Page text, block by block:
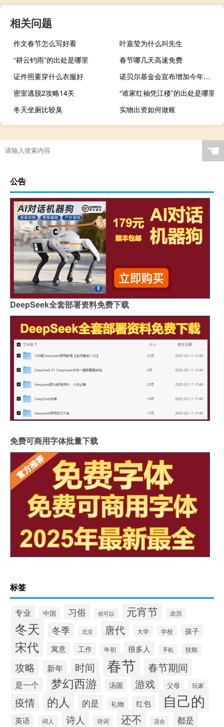
相关问题
作文春节怎么写好看
叶嘉莹为什么叫先生
“耕云钓雨”的出处是哪里
春节哪几天高速免费
证件照要穿什么衣服好
诺贝尔基金会宣布增加今年诺奖奖金
密室逃脱2攻略14关
“谁家红袖凭江楼”的出处是哪里
冬天坐厕比较臭
实物出资如何做账
☚
公告
DeepSeek全套部署资料免费下载
免费可商用字体批量下载
标签
专业 中国 习俗 你可以 元宵节 农历
冬天 冬季 北京 唐代 大学 学校 孩子
宋代 寓意 工作 年初 很多人 手机 技能
攻略 新年 时间 春节 春节期间
是一个 梦幻西游 汤圆 游戏 父母 玩家
疫情 的人 的是 礼物 红包 自己的
英语 词人 诗人 诗词 还不 适合 都是